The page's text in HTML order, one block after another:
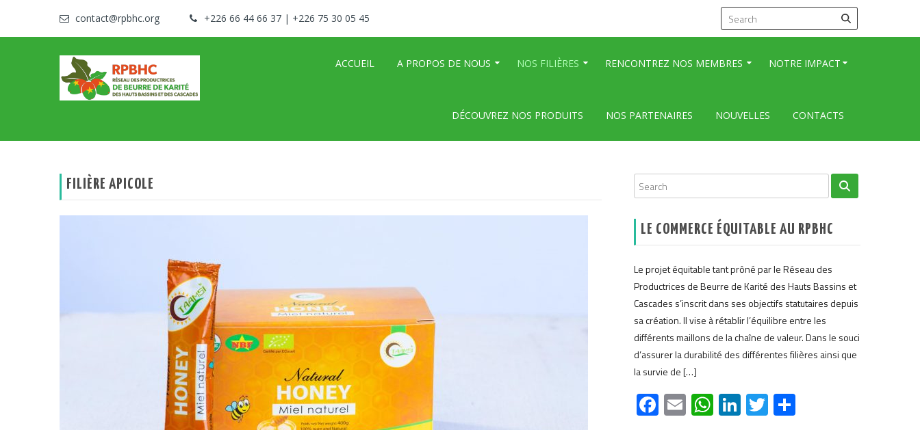
contact@rpbhc.org +226 66 44 66 37 | +226 75 30 05 45
ACCUEIL A PROPOS DE NOUS NOS FILIÈRES RENCONTREZ NOS MEMBRES NOTRE IMPACT
DÉCOUVREZ NOS PRODUITS NOS PARTENAIRES NOUVELLES CONTACTS
FILIÈRE APICOLE
LE COMMERCE ÉQUITABLE AU RPBHC
Le projet équitable tant prôné par le Réseau des
Productrices de Beurre de Karité des Hauts Bassins et
Cascades s’inscrit dans ses objectifs statutaires depuis
sa création. Il vise à rétablir l’équilibre entre les
différents maillons de la chaîne de valeur. Dans le souci
d’assurer la durabilité des différentes filières ainsi que
la survie de […]
Facebook
EmailWhatsApp
LinkedIn
Twitter